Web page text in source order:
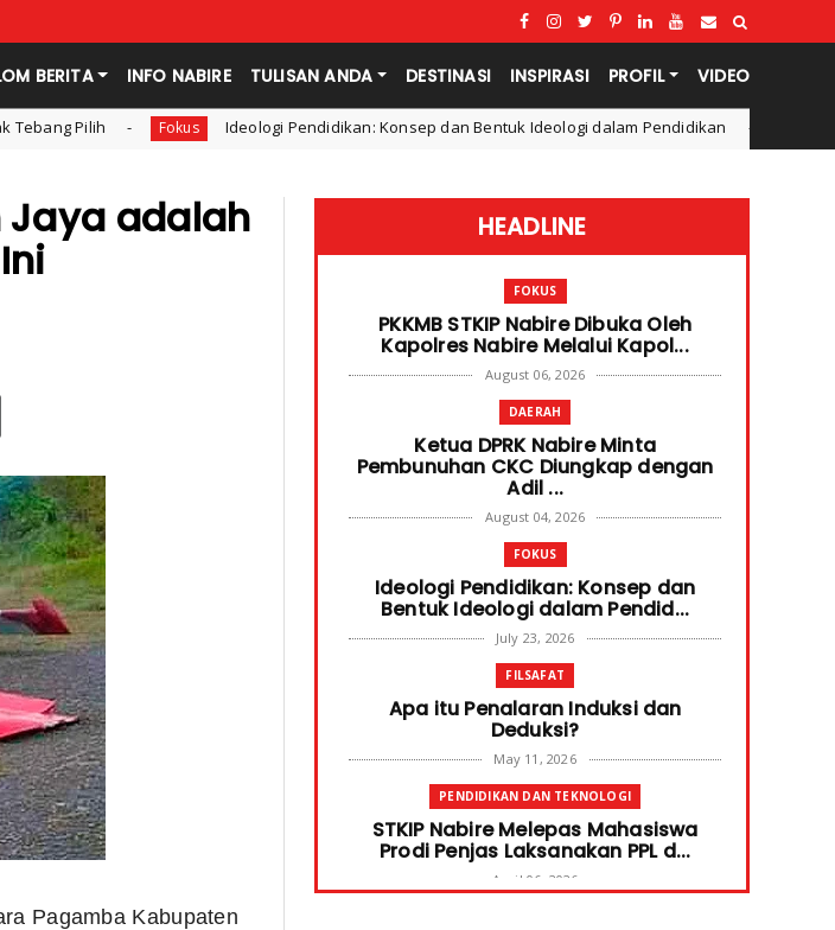
BERITA INFO NABIRE TULISAN ANDA DESTINASI INSPIRASI PROFIL VIDEO
Fokus Ideologi Pendidikan: Konsep dan Bentuk Ideologi dalam Pendidikan Filsafat Apa itu
Jaya adalah
Pagamba Kabupaten
HEADLINE
FOKUS
PKKMB STKIP Nabire Dibuka Oleh
Kapolres Nabire Melalui Kapol...
August 06, 2026
DAERAH
Ketua DPRK Nabire Minta
Pembunuhan CKC Diungkap dengan
Adil ...
August 04, 2026
FOKUS
Ideologi Pendidikan: Konsep dan
Bentuk Ideologi dalam Pendid...
July 23, 2026
FILSAFAT
Apa itu Penalaran Induksi dan
Deduksi?
May 11, 2026
PENDIDIKAN DAN TEKNOLOGI
STKIP Nabire Melepas Mahasiswa
Prodi Penjas Laksanakan PPL d...
April 06, 2026